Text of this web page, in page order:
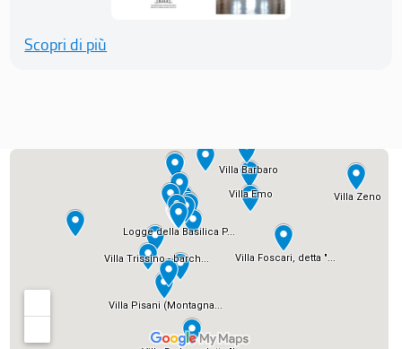
Scopri di più